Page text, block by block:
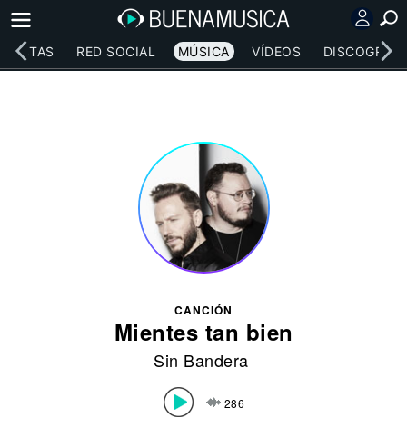
RED SOCIAL MÚSICA VÍDEOS
CANCIÓN
Mientes tan bien
Sin Bandera
286